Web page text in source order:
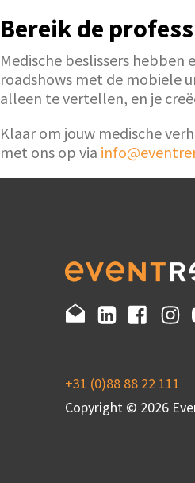
Bereik de
Medische beslissers
roadshows met de mobiele
alleen te vertellen, en je
Klaar om jouw medische
met ons op via
+31 (0)88 88 22 111
Copyright © 2026